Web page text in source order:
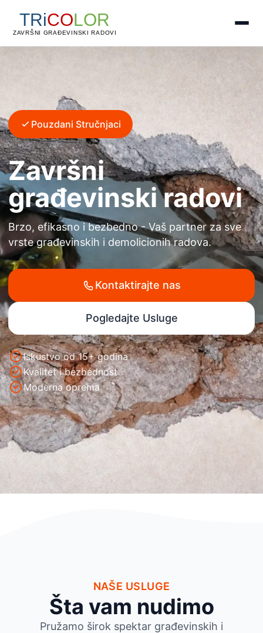
Pouzdani Stručnjaci
Završni
građevinski radovi
Brzo, efikasno i bezbedno - Vaš partner za sve
vrste građevinskih i demolicionih radova.
Kontaktirajte nas
Pogledajte Usluge
Iskustvo od 15+ godina
Kvalitet i bezbednost
Moderna oprema
NAŠE USLUGE
Šta vam nudimo
Pružamo širok spektar građevinskih i